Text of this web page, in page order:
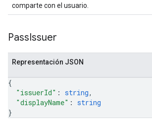
comparte con el usuario.
PassIssuer
Representación JSON
{
"issuerId" : string,
"displayName" : string
}